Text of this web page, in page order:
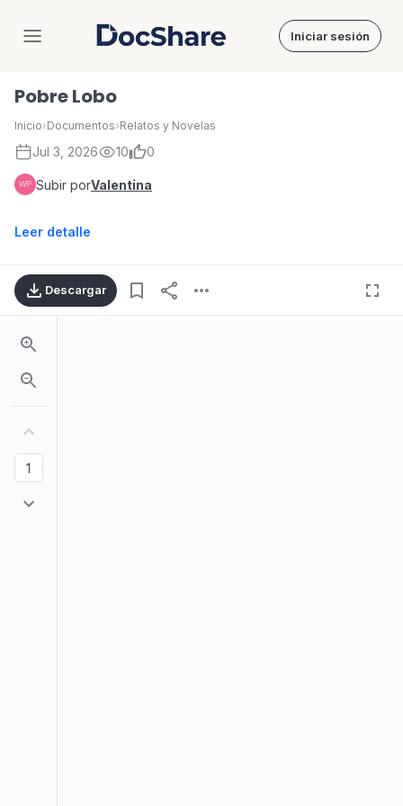
DocShare Iniciar sesión
Pobre Lobo
Inicio›Documentos›Relatos y Novelas
Jul 3, 2026 10 0
Subir porValentina
Leer detalle
Descargar